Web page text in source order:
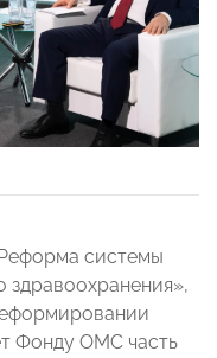
системы
здравоохранения»,
Фонду ОМС часть